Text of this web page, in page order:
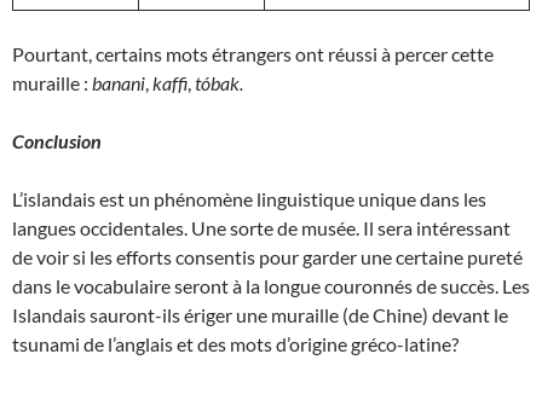
Pourtant, certains mots étrangers ont réussi à percer cette
muraille : banani kaffi tóbak
Conclusion
L’islandais est un phénomène linguistique unique dans les
langues occidentales. Une sorte de musée. Il sera intéressant
de voir si les efforts consentis pour garder une certaine pureté
dans le vocabulaire seront à la longue couronnés de succès. Les
Islandais sauront-ils ériger une muraille (de Chine) devant le
tsunami de l’anglais et des mots d’origine gréco-latine?